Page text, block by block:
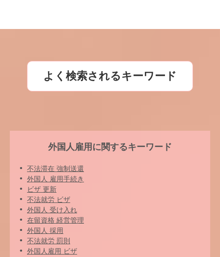
よく検索されるキーワード
外国人雇用に関するキーワード
不法滞在 強制送還
外国人 雇用手続き
ビザ 更新
不法就労 ビザ
外国人 受け入れ
在留資格 経営管理
外国人 採用
不法就労 罰則
外国人雇用 ビザ